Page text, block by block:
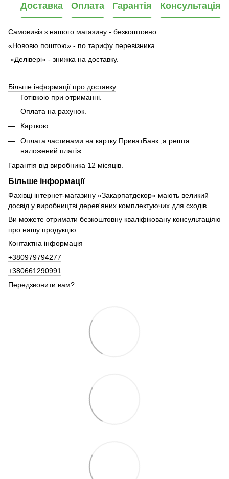
Доставка Оплата Гарантія Консультація
Самовивіз з нашого магазину - безкоштовно.
«Нововю поштою» - по тарифу перевізника.
«Делівері» - знижка на доставку.
Більше інформації про доставку
Готівкою при отриманні.
Оплата на рахунок.
Карткою.
Оплата частинами на картку ПриватБанк ,а решта
наложений платіж.
Гарантія від виробника 12 місяців.
Більше інформації
Фахівці інтернет-магазину «Закарпатдекор» мають великий
досвід у виробництві дерев'яних комплектуючих для сходів.
Ви можете отримати безкоштовну кваліфіковану консультаціяю
про нашу продукцію.
Контактна інформація
+380979794277
+380661290991
Передзвонити вам?